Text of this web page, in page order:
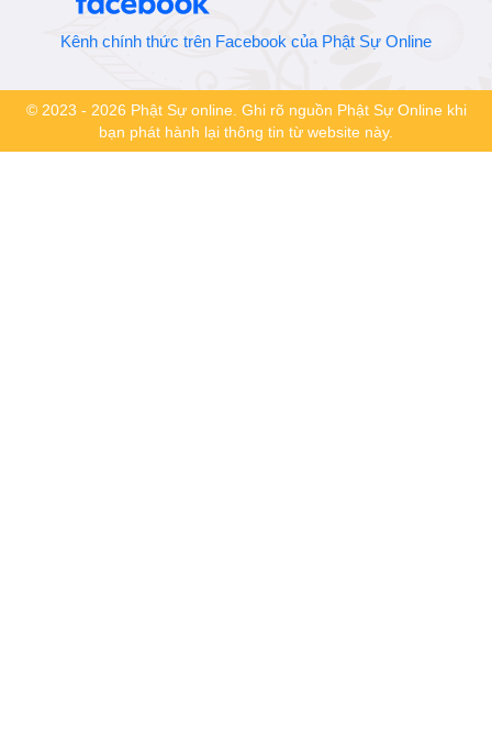
Kênh chính thức trên Facebook của Phật Sự Online
© 2023 - 2026 Phật Sự online. Ghi rõ nguồn Phật Sự Online khi
bạn phát hành lại thông tin từ website này.